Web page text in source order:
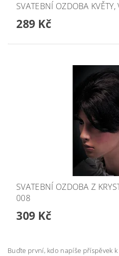
SVATEBNÍ OZDOBA
289 Kč
SVATEBNÍ OZDOBA Z
008
309 Kč
Buďte první, kdo napíše příspěvek